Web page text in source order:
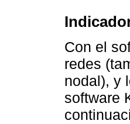
Con el
redes
nodal), y
software